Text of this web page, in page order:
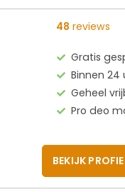
48 reviews
Gratis
Binnen 24
Geheel
Pro deo
BEKIJK